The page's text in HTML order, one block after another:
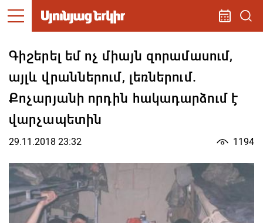
Գիշերել եմ ոչ միայն զորամասում,
այլև վրաններում, լեռներում.
Քոչարյանի որդին հակադարձում է
վարչապետին
29.11.2018 23:32 1194